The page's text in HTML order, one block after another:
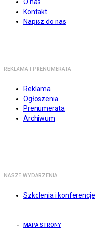
O nas
Kontakt
Napisz do nas
REKLAMA I PRENUMERATA
Reklama
Ogłoszenia
Prenumerata
Archiwum
NASZE WYDARZENIA
Szkolenia i konferencje
MAPA STRONY